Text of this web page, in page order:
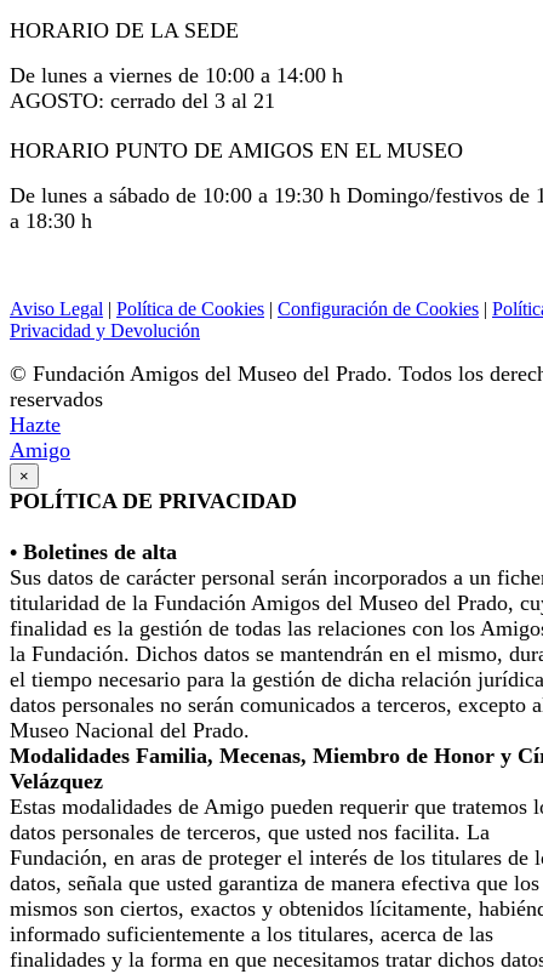
HORARIO DE LA SEDE
De lunes a viernes de 10:00 a 14:00 h
AGOSTO: cerrado del 3 al 21
HORARIO PUNTO DE AMIGOS EN EL MUSEO
De lunes a sábado de 10:00 a 19:30 h Domingo/festivos de
a 18:30 h
Aviso Legal | Política de Cookies | Configuración de Cookies |
Privacidad y Devolución
© Fundación Amigos del Museo del Prado. Todos los
reservados
Hazte
Amigo
×
POLÍTICA DE PRIVACIDAD
• Boletines de alta
Sus datos de carácter personal serán incorporados a un
titularidad de la Fundación Amigos del Museo del Prado,
finalidad es la gestión de todas las relaciones con los
la Fundación. Dichos datos se mantendrán en el mismo,
el tiempo necesario para la gestión de dicha relación
datos personales no serán comunicados a terceros, excepto
Museo Nacional del Prado.
Modalidades Familia, Mecenas, Miembro de Honor y
Velázquez
Estas modalidades de Amigo pueden requerir que tratemos
datos personales de terceros, que usted nos facilita. La
Fundación, en aras de proteger el interés de los titulares de
datos, señala que usted garantiza de manera efectiva que los
mismos son ciertos, exactos y obtenidos lícitamente,
informado suficientemente a los titulares, acerca de las
finalidades y la forma en que necesitamos tratar dichos